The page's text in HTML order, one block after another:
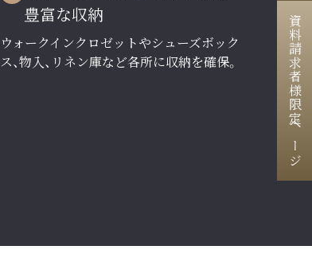
豊富な収納
ウォークインクロゼットやシューズボック
ス、物入、リネン庫など各所に収納を確保。
資料請求者様限定ページ